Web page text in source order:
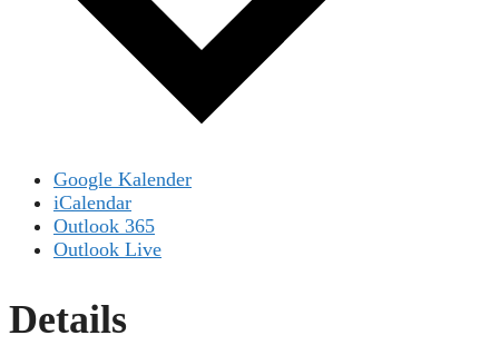
Google Kalender
iCalendar
Outlook 365
Outlook Live
Details